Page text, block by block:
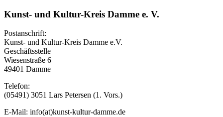
Kunst- und Kultur-Kreis Damme e. V.
Postanschrift:
Kunst- und Kultur-Kreis Damme e.V.
Geschäftsstelle
Wiesenstraße 6
49401 Damme
Telefon:
(05491) 3051 Lars Petersen (1. Vors.)
E-Mail: info(at)kunst-kultur-damme.de